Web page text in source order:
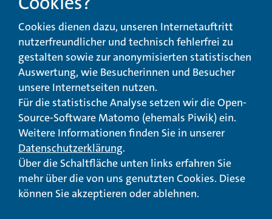
Anregungs- und
Qualitätsmanagement
Barrierefreiheit
© Landeswohlfahrtsverband Hessen 2026
Impressum Seitenübersicht Seite drucken
nach oben
Cookies dienen dazu, unseren Internetauftritt
nutzerfreundlicher und technisch fehlerfrei zu
gestalten sowie zur anonymisierten statistischen
Auswertung, wie Besucherinnen und Besucher
unsere Internetseiten nutzen.
Für die statistische Analyse setzen wir die Open-
Source-Software Matomo (ehemals Piwik) ein.
Weitere Informationen finden Sie in unserer
Datenschutzerklärung.
Über die Schaltfläche unten links erfahren Sie
mehr über die von uns genutzten Cookies. Diese
können Sie akzeptieren oder ablehnen.